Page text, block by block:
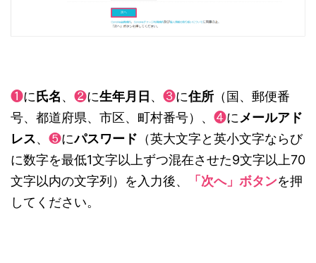
❶に 氏名、 ❷に生年月日 、 ❸に住所 （国、郵便番
号、都道府県、市区、町村番号）、 ❹に メールアド
レス、 ❺にパスワード （英大文字と英小文字ならび
に数字を最低1文字以上ずつ混在させた9文字以上70
文字以内の文字列）を入力後、
「次へ」ボタンを押
してください。